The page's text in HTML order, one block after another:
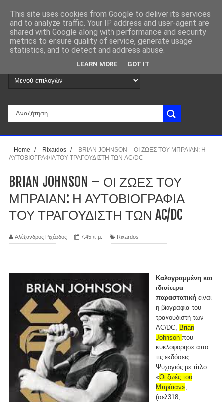
Home / Rixardos /
BRIAN JOHNSON – ΟΙ ΖΩΕΣ ΤΟΥ ΜΠΡΑΙΑΝ: Η
ΑΥΤΟΒΙΟΓΡΑΦΙΑ ΤΟΥ ΤΡΑΓΟΥΔΙΣΤΗ ΤΩΝ AC/DC
BRIAN JOHNSON – ΟΙ ΖΩΕΣ ΤΟΥ
ΜΠΡΑΙΑΝ: Η ΑΥΤΟΒΙΟΓΡΑΦΙΑ
ΤΟΥ ΤΡΑΓΟΥΔΙΣΤΗ ΤΩΝ AC/DC
Αλέξανδρος Ριχάρδος 7:45 π.μ. Rixardos
Καλογραμμένη και
ιδιαίτερα
παραστατική είναι
η βιογραφία του
τραγουδιστή των
AC/DC, Brian
Johnson που
κυκλοφόρησε από
τις εκδόσεις
Ψυχογιός με τίτλο
«Οι ζωές του
Μπράιαν»
(σελ318,
This site uses cookies from Google to deliver its services
and to analyze traffic. Your IP address and user-agent are
shared with Google along with performance and security
metrics to ensure quality of service, generate usage
statistics, and to detect and address abuse.
LEARN MORE GOT IT